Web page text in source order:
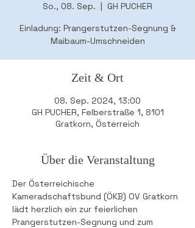
So., 08. Sep.
  |
GH PUCHER
Einladung: Prangerstutzen-Segnung &
Maibaum-Umschneiden
Zeit & Ort
08. Sep. 2024, 13:00
GH PUCHER, Felberstraße 1, 8101
Gratkorn, Österreich
Über die Veranstaltung
Der Österreichische
Kameradschaftsbund (ÖKB) OV Gratkorn
lädt herzlich ein zur feierlichen
Prangerstutzen-Segnung und zum